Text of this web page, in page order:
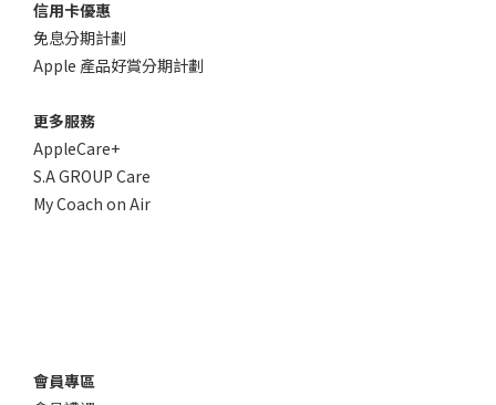
信用卡優惠
免息分期計劃
Apple 產品好賞分期計劃
更多服務
AppleCare+
S.A GROUP Care
My Coach on Air
會員專區